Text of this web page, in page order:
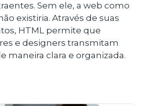
Sem ele, a web como
existiria. Através de suas
HTML permite que
e designers transmitam
maneira clara e organizada.